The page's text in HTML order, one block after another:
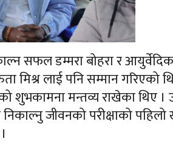
सफल डम्मरा बोहरा र
मिश्र लाई पनि सम्मान गरिएको
शुभकामना मन्तव्य राखेका थिए
निकाल्नु जीवनको परीक्षाको